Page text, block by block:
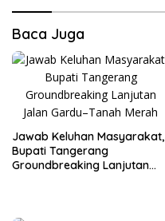
Baca Juga
Jawab Keluhan Masyarakat,
Bupati Tangerang
Groundbreaking Lanjutan